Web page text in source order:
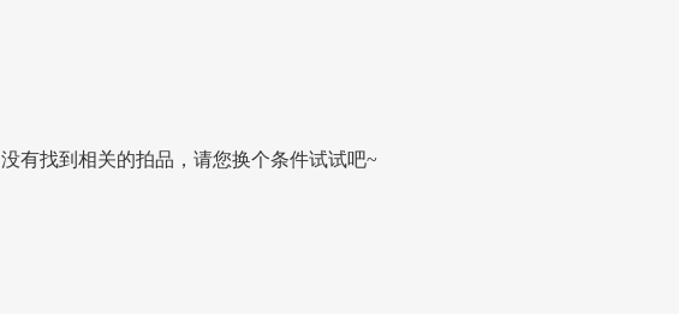
没有找到相关的拍品，请您换个条件试试吧~